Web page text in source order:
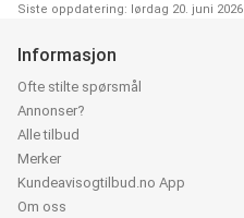
Siste oppdatering: lørdag 20. juni 2026
Informasjon
Ofte stilte spørsmål
Annonser?
Alle tilbud
Merker
Kundeavisogtilbud.no App
Om oss